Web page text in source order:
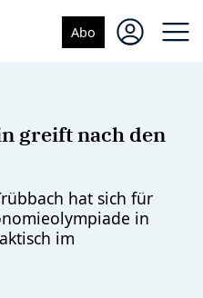
Abo
greift nach den
hat sich für
in
im